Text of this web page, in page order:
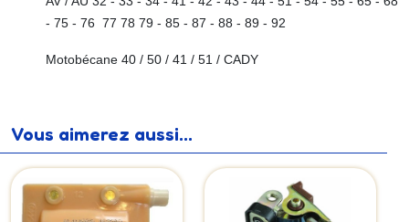
- 75 - 76 77 78 79 - 85 - 87 - 88 - 89 - 92
Motobécane 40 / 50 / 41 / 51 / CADY
Vous aimerez aussi...